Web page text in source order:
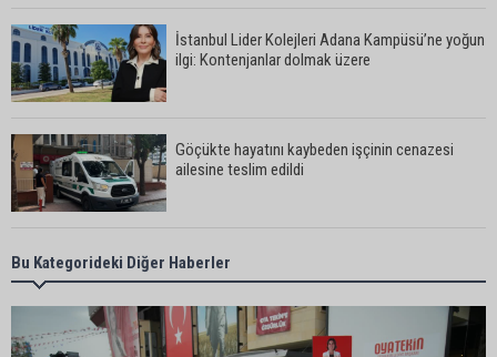
İstanbul Lider Kolejleri Adana Kampüsü’ne yoğun
ilgi: Kontenjanlar dolmak üzere
Göçükte hayatını kaybeden işçinin cenazesi
ailesine teslim edildi
Yumurtalık Belediye Başkanı Erdinç Altıok: “Ben
bir yere gitmiyorum, partimdeyim”
Bu Kategorideki Diğer Haberler